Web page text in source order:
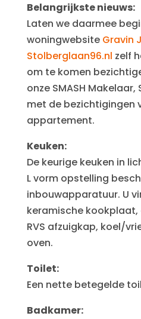
Belangrijkste nieuws:
Laten we daarmee
woningwebsite Gravin
Stolberglaan96.nl zelf
om te komen
onze SMASH
met de bezichtigingen
appartement.
Keuken:
De keurige keuken in
L vorm opstelling
inbouwapparatuur. U
keramische kookplaat,
RVS afzuigkap, koel/
oven.
Toilet:
Een nette betegelde
Badkamer: